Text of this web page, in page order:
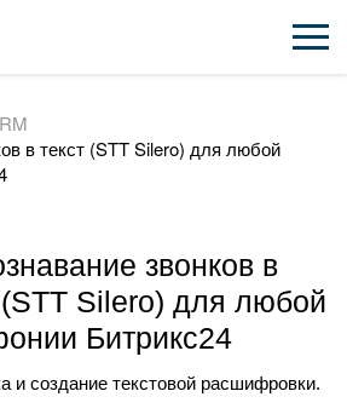
в текст (STT Silero) для любой
звонков в
(STT Silero) для любой
Битрикс24
и создание текстовой расшифровки.